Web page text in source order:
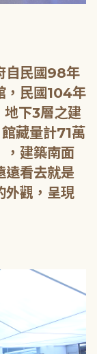
自民國98年
，民國104年
地下3層之建
藏量計71萬
，建築南面
遠看去就是
外觀，呈現